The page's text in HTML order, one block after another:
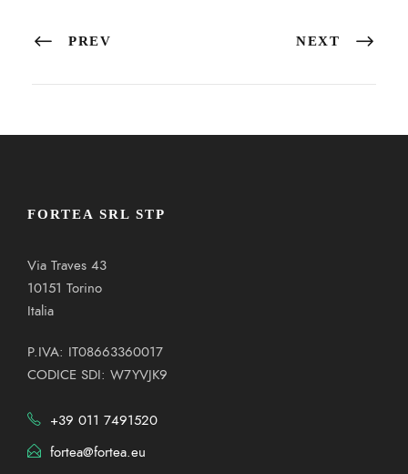
PREV NEXT
FORTEA SRL STP
Via Traves 43
10151 Torino
Italia
P.IVA: IT08663360017
CODICE SDI: W7YVJK9
+39 011 7491520
fortea@fortea.eu